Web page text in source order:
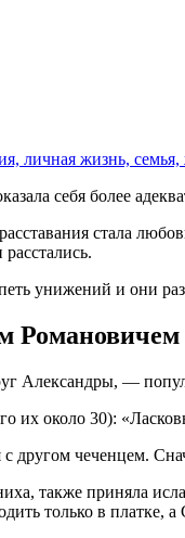
личная жизнь,
себя более
стала
унижений и они
Романовичем
Александры, —
их около 30):
чеченцем.
также приняла
только в платке,